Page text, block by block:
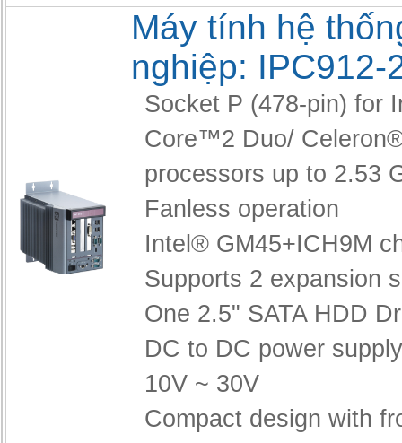
Máy tính hệ
nghiệp: IPC912-
Socket P (478-pin) for
Core™2 Duo/
processors up to 2.53
Fanless operation
Intel® GM45+ICH9M
Supports 2 expansion
One 2.5" SATA HDD
DC to DC power
10V ~ 30V
Compact design with